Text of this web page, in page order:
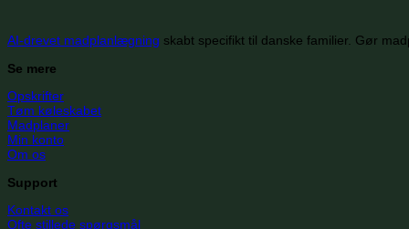
AI-drevet madplanlægning skabt specifikt til danske familier. Gør
Se mere
Opskrifter
Tøm køleskabet
Madplaner
Min konto
Om os
Support
Kontakt os
Ofte stillede spørgsmål